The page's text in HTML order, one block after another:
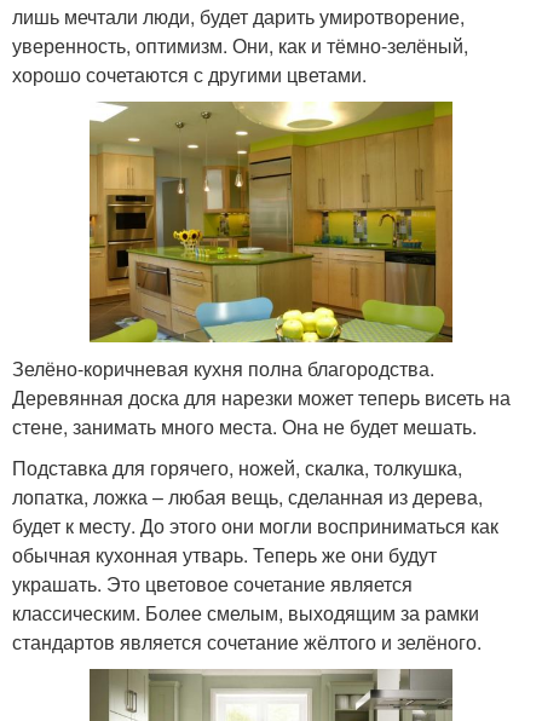
лишь мечтали люди, будет дарить умиротворение,
уверенность, оптимизм. Они, как и тёмно-зелёный,
хорошо сочетаются с другими цветами.
Зелёно-коричневая кухня полна благородства.
Деревянная доска для нарезки может теперь висеть на
стене, занимать много места. Она не будет мешать.
Подставка для горячего, ножей, скалка, толкушка,
лопатка, ложка – любая вещь, сделанная из дерева,
будет к месту. До этого они могли восприниматься как
обычная кухонная утварь. Теперь же они будут
украшать. Это цветовое сочетание является
классическим. Более смелым, выходящим за рамки
стандартов является сочетание жёлтого и зелёного.